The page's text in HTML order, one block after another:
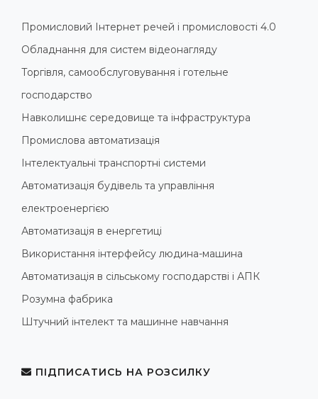
Промисловий Інтернет речей і промисловості 4.0
Обладнання для систем відеонагляду
Торгівля, самообслуговування і готельне
господарство
Навколишнє середовище та інфраструктура
Промислова автоматизація
Інтелектуальні транспортні системи
Автоматизація будівель та управління
електроенергією
Автоматизація в енергетиці
Використання інтерфейсу людина-машина
Автоматизація в сільському господарстві і АПК
Розумна фабрика
Штучний інтелект та машинне навчання
ПІДПИСАТИСЬ НА РОЗСИЛКУ